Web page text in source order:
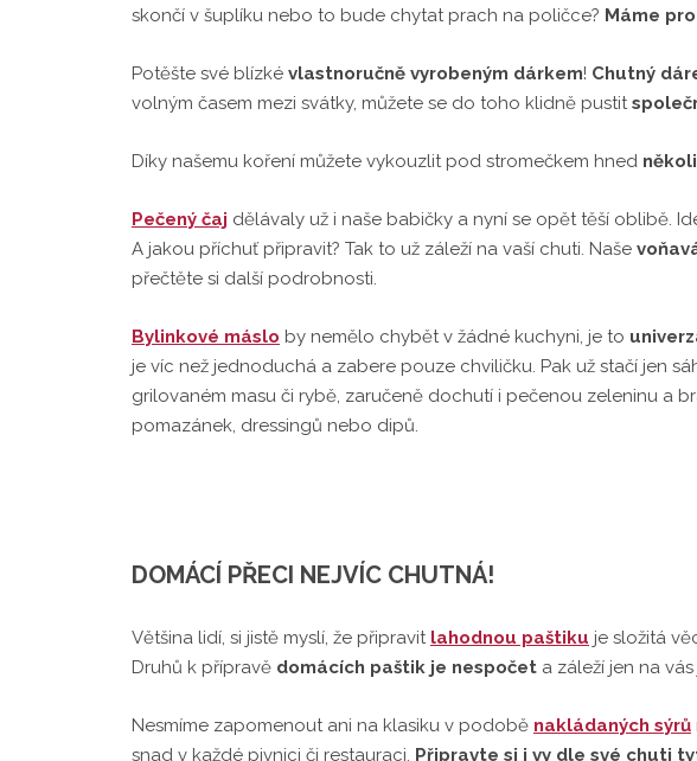
skončí v šuplíku nebo to bude chytat prach na poličce? Máme
Potěšte své blízké vlastnoručně vyrobeným dárkem! Chutný
volným časem mezi svátky, můžete se do toho klidně pustit
Díky našemu koření můžete vykouzlit pod stromečkem hned
Pečený čaj dělávaly už i naše babičky a nyní se opět těší oblibě.
A jakou příchuť připravit? Tak to už záleží na vaší chuti. Naše
přečtěte si další podrobnosti.
Bylinkové máslo by nemělo chybět v žádné kuchyni, je to
je víc než jednoduchá a zabere pouze chviličku. Pak už stačí jen
grilovaném masu či rybě, zaručeně dochutí i pečenou zeleninu a
pomazánek, dressingů nebo dipů.
DOMÁCÍ PŘECI NEJVÍC CHUTNÁ!
Většina lidí, si jistě myslí, že připravit lahodnou paštiku je složitá
Druhů k přípravě domácích paštik je nespočet a záleží jen na
Nesmíme zapomenout ani na klasiku v podobě nakládaných sýrů
snad v každé pivnici či restauraci. Připravte si i vy dle své chuti